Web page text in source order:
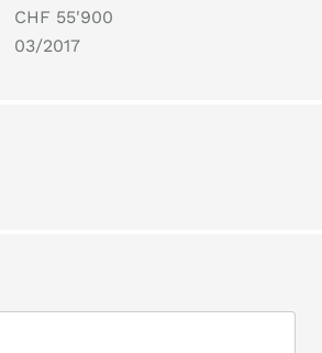
CHF 55'900
03/2017